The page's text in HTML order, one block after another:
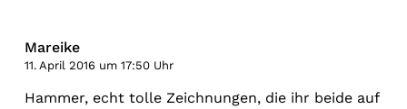
Mareike
11. April 2016 um 17:50 Uhr
Hammer, echt tolle Zeichnungen, die ihr beide auf